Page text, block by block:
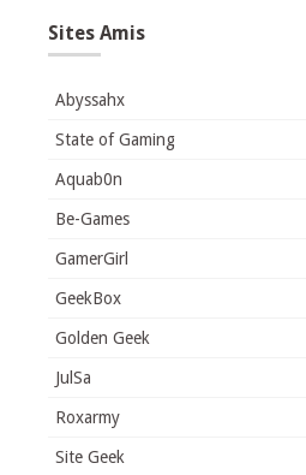
Sites Amis
Abyssahx
State of Gaming
Aquab0n
Be-Games
GamerGirl
GeekBox
Golden Geek
JulSa
Roxarmy
Site Geek